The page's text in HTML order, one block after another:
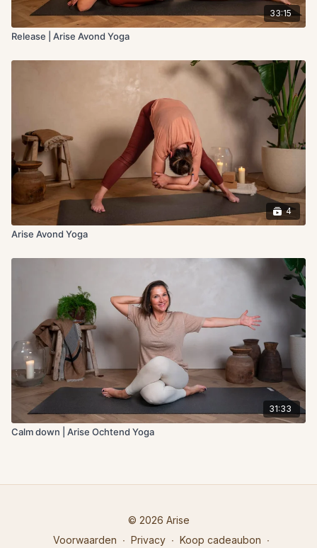
33:15
Release | Arise Avond Yoga
4
Arise Avond Yoga
31:33
Calm down | Arise Ochtend Yoga
© 2026 Arise
Voorwaarden ∙ Privacy ∙ Koop cadeaubon ∙